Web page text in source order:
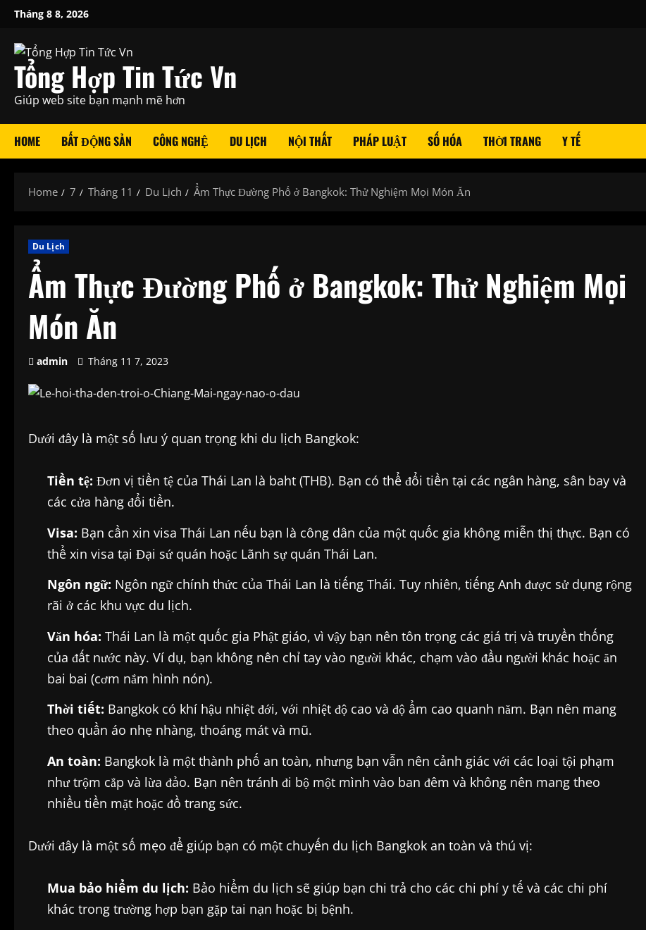
Skip
content
Tháng 8 8, 2026
Tổng Hợp Tin Tức Vn
Giúp web site bạn mạnh mẽ hơn
HOME BẤT ĐỘNG SẢN CÔNG NGHỆ DU LỊCH NỘI THẤT PHÁP LUẬT SỐ HÓA THỜI TRANG Y TẾ
Home 7 Tháng 11 Du Lịch Ẩm Thực Đường Phố ở Bangkok: Thử Nghiệm Mọi Món Ăn
Du Lịch
Ẩm Thực Đường Phố ở Bangkok: Thử Nghiệm Mọi
Món Ăn
admin Tháng 11 7, 2023
Dưới đây là một số lưu ý quan trọng khi du lịch Bangkok:
Tiền tệ: Đơn vị tiền tệ của Thái Lan là baht (THB). Bạn có thể đổi tiền tại các ngân hàng, sân bay và
các cửa hàng đổi tiền.
Visa: Bạn cần xin visa Thái Lan nếu bạn là công dân của một quốc gia không miễn thị thực. Bạn có
thể xin visa tại Đại sứ quán hoặc Lãnh sự quán Thái Lan.
Ngôn ngữ: Ngôn ngữ chính thức của Thái Lan là tiếng Thái. Tuy nhiên, tiếng Anh được sử dụng rộng
rãi ở các khu vực du lịch.
Văn hóa: Thái Lan là một quốc gia Phật giáo, vì vậy bạn nên tôn trọng các giá trị và truyền thống
của đất nước này. Ví dụ, bạn không nên chỉ tay vào người khác, chạm vào đầu người khác hoặc ăn
bai bai (cơm nắm hình nón).
Thời tiết: Bangkok có khí hậu nhiệt đới, với nhiệt độ cao và độ ẩm cao quanh năm. Bạn nên mang
theo quần áo nhẹ nhàng, thoáng mát và mũ.
An toàn: Bangkok là một thành phố an toàn, nhưng bạn vẫn nên cảnh giác với các loại tội phạm
như trộm cắp và lừa đảo. Bạn nên tránh đi bộ một mình vào ban đêm và không nên mang theo
nhiều tiền mặt hoặc đồ trang sức.
Dưới đây là một số mẹo để giúp bạn có một chuyến du lịch Bangkok an toàn và thú vị:
Mua bảo hiểm du lịch: Bảo hiểm du lịch sẽ giúp bạn chi trả cho các chi phí y tế và các chi phí
khác trong trường hợp bạn gặp tai nạn hoặc bị bệnh.